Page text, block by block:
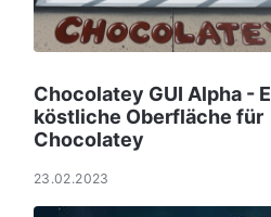
Chocolatey GUI Alpha -
köstliche Oberfläche für
Chocolatey
23.02.2023